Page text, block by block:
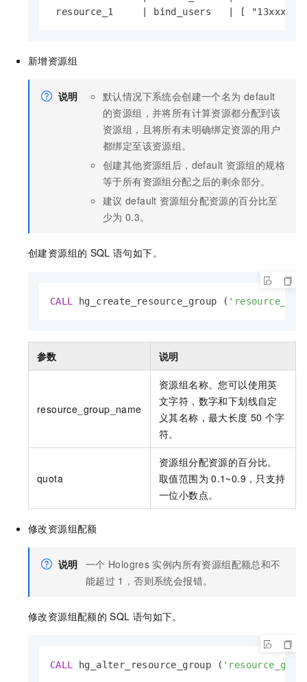
resource_1
| bind_users | [
新增资源组
说明 默认情况下系统会创建一个名为 default
的资源组，并将所有计算资源都分配到该
资源组，且将所有未明确绑定资源的用户
都绑定至该资源组。
创建其他资源组后，default 资源组的规格
等于所有资源组分配之后的剩余部分。
建议 default 资源组分配资源的百分比至
少为 0.3。
创建资源组的 SQL 语句如下。
CALL hg_create_resource_group (
参数 说明
resource_group_name
资源组名称。您可以使用英
文字符，数字和下划线自定
义其名称，最大长度 50 个字
符。
quota
资源组分配资源的百分比。
取值范围为 0.1~0.9，只支持
一位小数点。
修改资源组配额
说明 一个 Hologres 实例内所有资源组配额总和不
能超过 1，否则系统会报错。
修改资源组配额的 SQL 语句如下。
CALL hg_alter_resource_group (